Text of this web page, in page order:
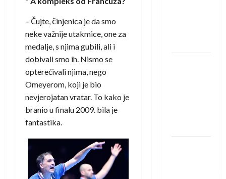
– Čujte, činjenica je da smo
neke važnije utakmice, one za
medalje, s njima gubili, ali i
dobivali smo ih. Nismo se
opterećivali njima, nego
Omeyerom, koji je bio
nevjerojatan vratar. To kako je
branio u finalu 2009. bila je
fantastika.